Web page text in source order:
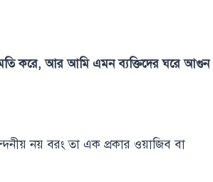
করে, আর আমি এমন ব্যক্তিদের ঘরে আগুন
নয় বরং তা এক প্রকার ওয়াজিব বা